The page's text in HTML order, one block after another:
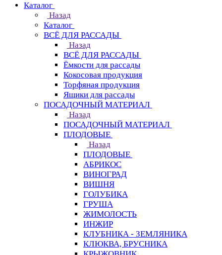
Каталог
Назад
Каталог
ВСЁ ДЛЯ РАССАДЫ
Назад
ВСЁ ДЛЯ РАССАДЫ
Ёмкости для рассады
Кокосовая продукция
Торфяная продукция
Ящики для рассады
ПОСАДОЧНЫЙ МАТЕРИАЛ
Назад
ПОСАДОЧНЫЙ МАТЕРИАЛ
ПЛОДОВЫЕ
Назад
ПЛОДОВЫЕ
АБРИКОС
ВИНОГРАД
ВИШНЯ
ГОЛУБИКА
ГРУША
ЖИМОЛОСТЬ
ИНЖИР
КЛУБНИКА - ЗЕМЛЯНИКА
КЛЮКВА, БРУСНИКА